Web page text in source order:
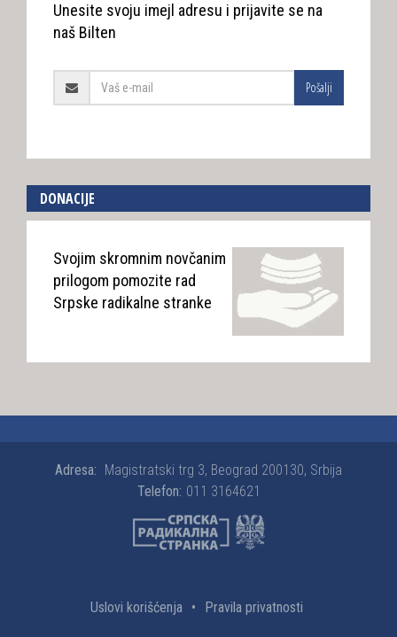
Unesite svoju imejl adresu i prijavite se na
naš Bilten
Pošalji
DONACIJE
Svojim skromnim novčanim
prilogom pomozite rad
Srpske radikalne stranke
Adresa: Magistratski trg 3, Beograd 200130, Srbija
Telefon: 011 3164621
Uslovi korišćenja • Pravila privatnosti